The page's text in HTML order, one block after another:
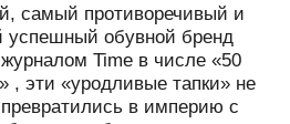
самый противоречивый и
успешный обувной бренд
Time в числе «50
, эти «уродливые тапки» не
в империю с